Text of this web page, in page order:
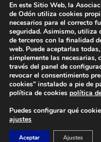
Camino
En este Sitio Web, la
de Odón utiliza cookies
necesarios para el correcto
seguridad. Asimismo, utiliza
de terceros con la finalidad
web. Puede aceptarlas
simplemente las
través del panel de
revocar el consentimiento
cookies” instalado a pie de
política de cookies política
Puedes configurar qué
ajustes
Aceptar Ajustes